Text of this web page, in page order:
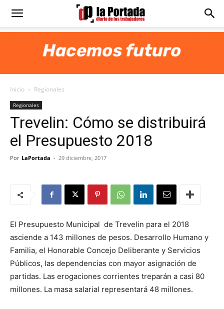
Diario
Portada
Inicio Regionales
Regionales
Trevelin: Cómo se distribuirá
el Presupuesto 2018
Por LaPortada - 29 diciembre, 2017
El Presupuesto Municipal de Trevelin para el 2018
asciende a 143 millones de pesos. Desarrollo Humano y
Familia, el Honorable Concejo Deliberante y Servicios
Públicos, las dependencias con mayor asignación de
partidas. Las erogaciones corrientes treparán a casi 80
millones. La masa salarial representará 48 millones.